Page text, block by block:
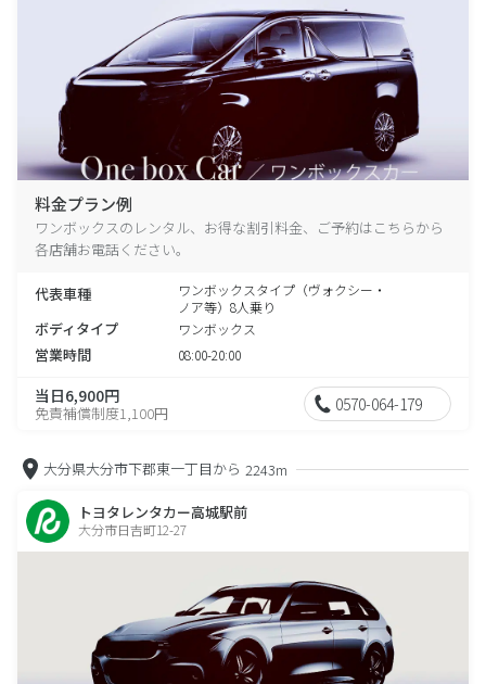
料金プラン例
ワンボックスのレンタル、お得な割引料金、ご予約はこちらから
各店舗お電話ください。
代表車種
ワンボックスタイプ（ヴォクシー・
ノア等）8人乗り
ボディタイプ ワンボックス
営業時間 08:00-20:00
当日6,900円
免責補償制度1,100円 0570-064-179
大分県大分市下郡東一丁目から 2243m
トヨタレンタカー高城駅前
大分市日吉町12-27